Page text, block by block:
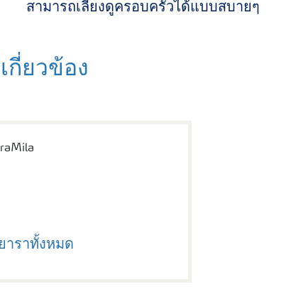
สามารถเลี้ยงดูครอบครัวได้แบบสบายๆ
กี่ยวข้อง
ราทั้งหมด